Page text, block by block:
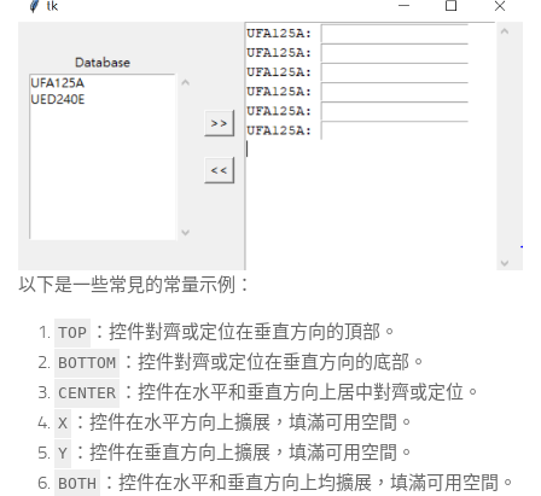
以下是一些常見的常量示例：
TOP ：控件對齊或定位在垂直方向的頂部。
BOTTOM ：控件對齊或定位在垂直方向的底部。
CENTER ：控件在水平和垂直方向上居中對齊或定位。
X ：控件在水平方向上擴展，填滿可用空間。
Y ：控件在垂直方向上擴展，填滿可用空間。
BOTH ：控件在水平和垂直方向上均擴展，填滿可用空間。